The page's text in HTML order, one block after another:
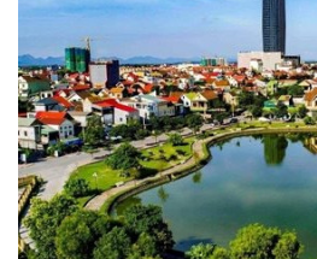
đoạn.